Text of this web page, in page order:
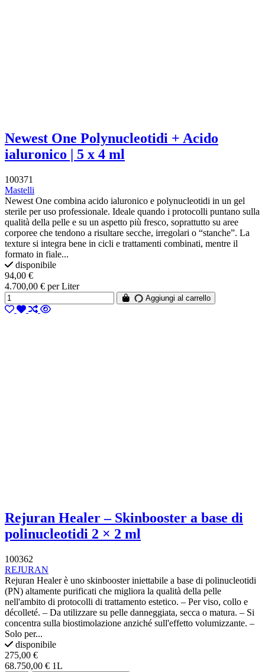
Newest One Polynucleotidi + Acido
ialuronico | 5 x 4 ml
100371
Mastelli
Newest One combina acido ialuronico e polynucleotidi in un gel
sterile per uso professionale. Ideale quando i protocolli puntano sulla
qualità della pelle e su un aspetto più fresco, soprattutto su aree
corporee che tendono a risultare secche, irregolari o “stanche”. La
texture si integra bene in cicli e trattamenti combinati, mentre il
formato in fiale...
disponibile
94,00 €
4.700,00 € per Liter
Aggiungi al carrello
Rejuran Healer – Skinbooster a base di
polinucleotidi 2 × 2 ml
100362
REJURAN
Rejuran Healer è uno skinbooster iniettabile a base di polinucleotidi
(PN) altamente purificati che migliora la qualità della pelle
nell'ambito di protocolli di trattamento estetico. – Per viso, collo e
décolleté. – Da utilizzare su pelle danneggiata, secca o matura. – Si
concentra sulla biostimolazione anziché sull'effetto volumizzante. –
Solo per...
disponibile
275,00 €
68.750,00 € 1L